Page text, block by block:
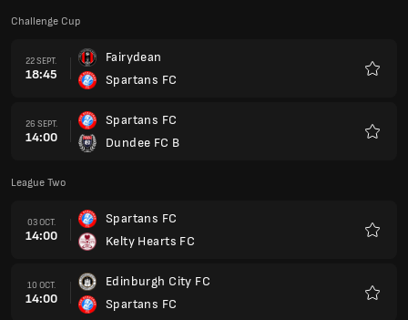
Challenge Cup
22 SEPT.
18:45
Fairydean
Spartans FC
26 SEPT.
14:00
Spartans FC
Dundee FC B
League Two
03 OCT.
14:00
Spartans FC
Kelty Hearts FC
10 OCT.
14:00
Edinburgh City FC
Spartans FC